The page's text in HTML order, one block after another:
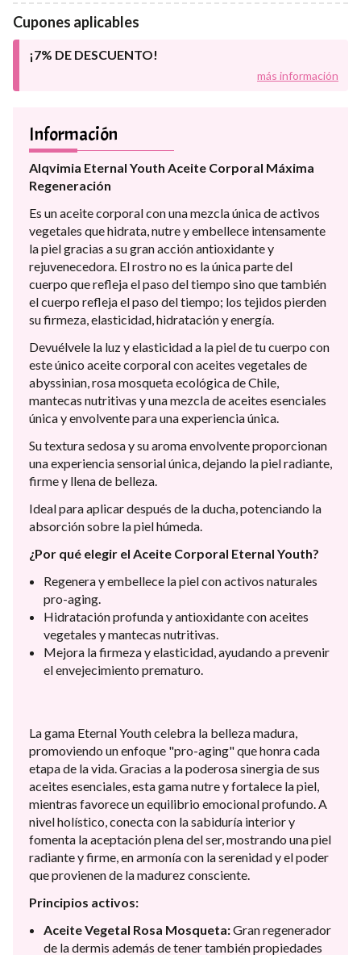
Cupones aplicables
¡7% DE DESCUENTO!
más información
Información
Alqvimia Eternal Youth Aceite Corporal Máxima
Regeneración
Es un aceite corporal con una mezcla única de activos
vegetales que hidrata, nutre y embellece intensamente
la piel gracias a su gran acción antioxidante y
rejuvenecedora. El rostro no es la única parte del
cuerpo que refleja el paso del tiempo sino que también
el cuerpo refleja el paso del tiempo; los tejidos pierden
su firmeza, elasticidad, hidratación y energía.
Devuélvele la luz y elasticidad a la piel de tu cuerpo con
este único aceite corporal con aceites vegetales de
abyssinian, rosa mosqueta ecológica de Chile,
mantecas nutritivas y una mezcla de aceites esenciales
única y envolvente para una experiencia única.
Su textura sedosa y su aroma envolvente proporcionan
una experiencia sensorial única, dejando la piel radiante,
firme y llena de belleza.
Ideal para aplicar después de la ducha, potenciando la
absorción sobre la piel húmeda.
¿Por qué elegir el Aceite Corporal Eternal Youth?
Regenera y embellece la piel con activos naturales
pro-aging.
Hidratación profunda y antioxidante con aceites
vegetales y mantecas nutritivas.
Mejora la firmeza y elasticidad, ayudando a prevenir
el envejecimiento prematuro.
La gama Eternal Youth celebra la belleza madura,
promoviendo un enfoque "pro-aging" que honra cada
etapa de la vida. Gracias a la poderosa sinergia de sus
aceites esenciales, esta gama nutre y fortalece la piel,
mientras favorece un equilibrio emocional profundo. A
nivel holístico, conecta con la sabiduría interior y
fomenta la aceptación plena del ser, mostrando una piel
radiante y firme, en armonía con la serenidad y el poder
que provienen de la madurez consciente.
Principios activos:
Aceite Vegetal Rosa Mosqueta:Gran regenerador
de la dermis además de tener también propiedades